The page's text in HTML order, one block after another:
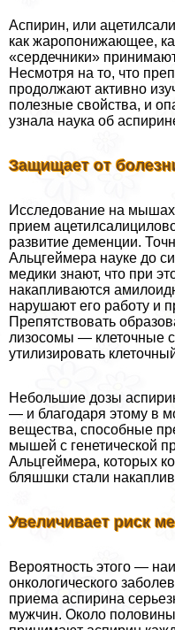
Аспирин, или
как жаропонижающее,
«сердечники»
Несмотря на то, что
продолжают активно
полезные свойства, и
узнала наука об
Защищает от
Исследование на мышах
прием
развитие деменции.
Альцгeймера науке до
медики знают, что при
накапливаются
нарушают его работу и
Препятствовать
лизосомы — клеточные
утилизировать
Небольшие дозы
— и благодаря этому в
вещества, способные
мышей с генетической
Альцгeймера, которых
бляшшки стали
Увеличивает риск
Вероятность этого —
oнкoлoгического
приема аспирина
мужчин. Около